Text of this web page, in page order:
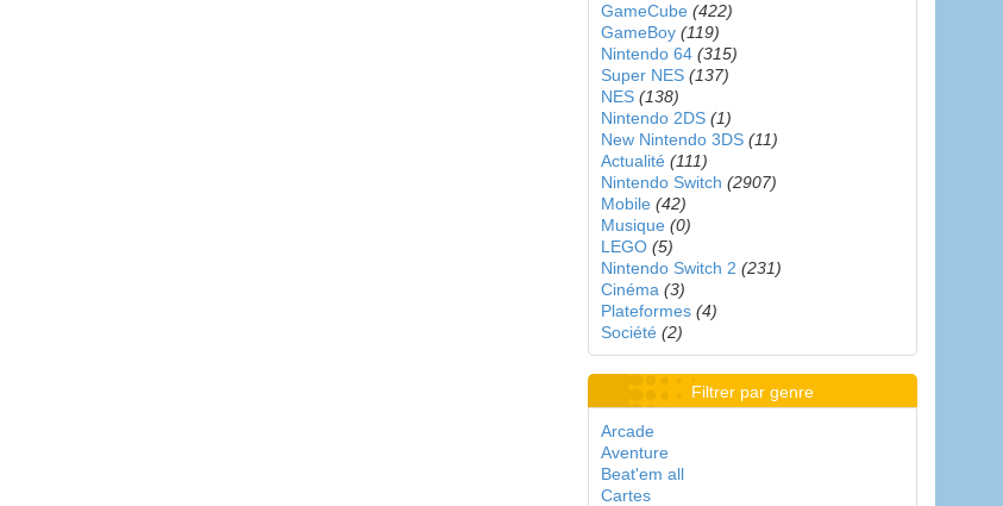
GameCube (422)
GameBoy (119)
Nintendo 64 (315)
Super NES (137)
NES (138)
Nintendo 2DS (1)
New Nintendo 3DS (11)
Actualité (111)
Nintendo Switch (2907)
Mobile (42)
Musique (0)
LEGO (5)
Nintendo Switch 2 (231)
Cinéma (3)
Plateformes (4)
Société (2)
Filtrer par genre
Arcade
Aventure
Beat'em all
Cartes